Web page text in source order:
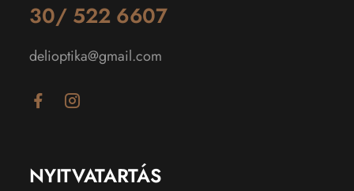
30/ 522 6607
delioptika@gmail.com
NYITVATARTÁS